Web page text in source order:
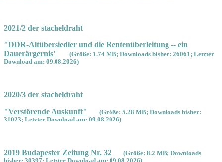
2021/2 der stacheldraht
"DDR-Altübersiedler und die Rentenüberleitung -- ein
Dauerärgernis"
(Größe: 1.74 MB; Downloads bisher: 26061; Letzter
Download am: 09.08.2026)
2020/3 der stacheldraht
"Verstörende Auskunft"
(Größe: 5.28 MB; Downloads bisher:
31023; Letzter Download am: 09.08.2026)
2019 Budapester Zeitung Nr. 32
(Größe: 8.2 MB; Downloads
bisher: 30397; Letzter Download am: 09.08.2026)